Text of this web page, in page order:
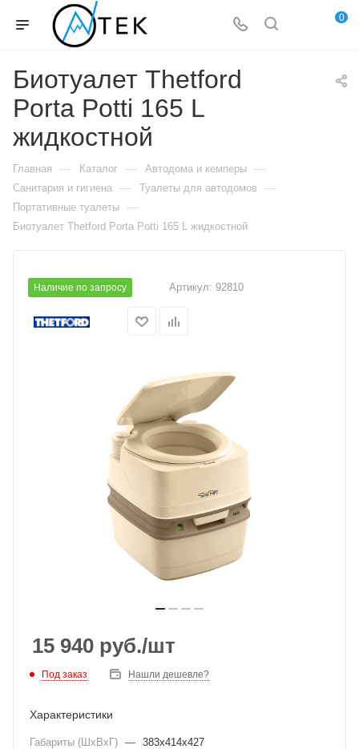
0
Биотуалет Thetford
Porta Potti 165 L
жидкостной
Главная — Каталог — Автодома и кемперы —
Санитария и гигиена — Туалеты для автодомов —
Портативные туалеты —
Биотуалет Thetford Porta Potti 165 L жидкостной
Наличие по запросу Артикул: 92810
15 940 руб./шт
Под заказ Нашли дешевле?
Характеристики
Габариты (ШхВхГ) — 383х414х427